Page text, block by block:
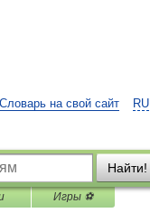
RU
Словарь на свой сайт
Найти!
Игры ⚽